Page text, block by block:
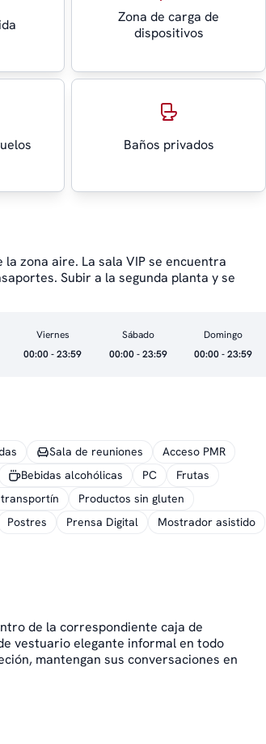
Zona de carga de
dispositivos
Baños privados
zona aire. La sala VIP se encuentra
Subir a la segunda planta y se
Viernes
00:00 - 23:59
Sábado
00:00 - 23:59
Domingo
00:00 - 23:59
Sala de reuniones
Acceso PMR
Bebidas alcohólicas PC
Frutas
Productos sin gluten
Postres Prensa Digital
Mostrador asistido
de la correspondiente caja de
vestuario elegante informal en todo
mantengan sus conversaciones en